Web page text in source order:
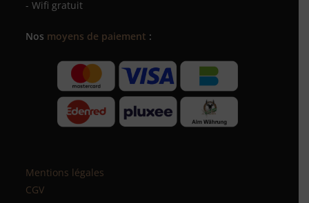
- Wifi gratuit
Nos moyens de paiement :
Mentions légales
CGV